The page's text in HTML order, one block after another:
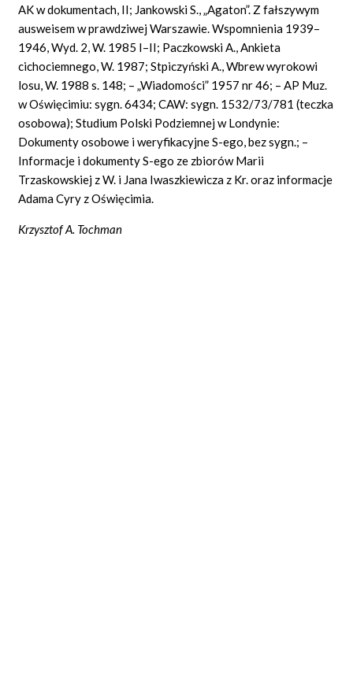
AK w dokumentach, II; Jankowski S., „Agaton”. Z fałszywym
ausweisem w prawdziwej Warszawie. Wspomnienia 1939–
1946, Wyd. 2, W. 1985 I–II; Paczkowski A., Ankieta
cichociemnego, W. 1987; Stpiczyński A., Wbrew wyrokowi
losu, W. 1988 s. 148; – „Wiadomości” 1957 nr 46; – AP Muz.
w Oświęcimiu: sygn. 6434; CAW: sygn. 1532/73/781 (teczka
osobowa); Studium Polski Podziemnej w Londynie:
Dokumenty osobowe i weryfikacyjne S-ego, bez sygn.; –
Informacje i dokumenty S-ego ze zbiorów Marii
Trzaskowskiej z W. i Jana Iwaszkiewicza z Kr. oraz informacje
Adama Cyry z Oświęcimia.
Krzysztof A. Tochman